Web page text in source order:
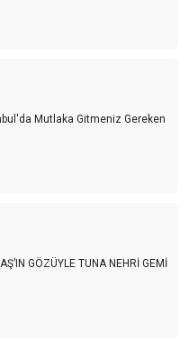
Mutlaka Gitmeniz Gereken
GÖZÜYLE TUNA NEHRİ GEMİ